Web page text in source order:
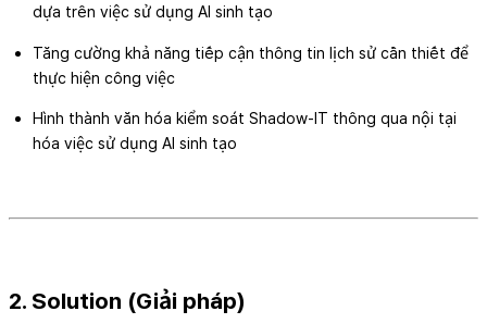
dựa trên việc sử dụng AI sinh tạo
Tăng cường khả năng tiếp cận thông tin lịch sử cần thiết để
thực hiện công việc
Hình thành văn hóa kiểm soát Shadow-IT thông qua nội tại
hóa việc sử dụng AI sinh tạo
2. Solution (Giải pháp)